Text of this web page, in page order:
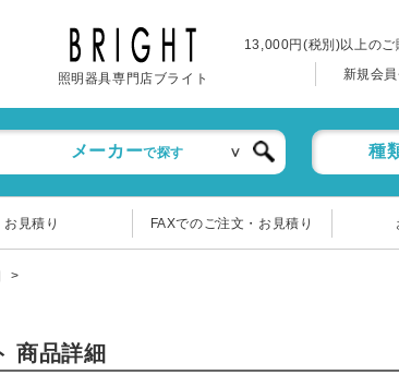
照明器具専門店ブライト
13,000円(税別)以上のご
新規会
メーカーで探す 種
お見積り FAXでのご注文・お見積り
商品詳細